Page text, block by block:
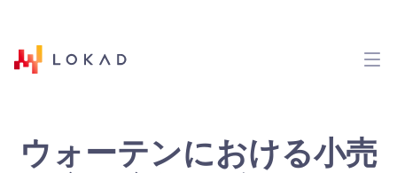
ウォーテンにおける小売